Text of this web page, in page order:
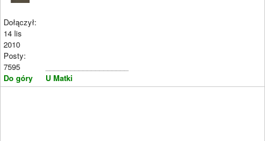
Dołączył:
14 lis
2010
Posty:
7595
Do góry
U Matki